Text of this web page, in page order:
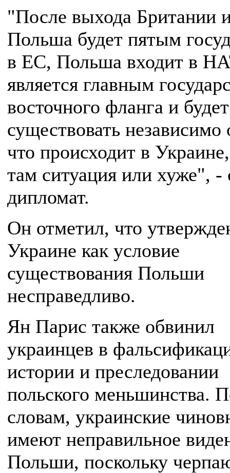
"После выхода Британии
Польша будет пятым
в ЕС, Польша входит в
является главным
восточного фланга и будет
существовать независимо
что происходит в
там ситуация или хуже", -
дипломат.
Он отметил, что
Украине как условие
существования Польши
несправедливо.
Ян Парис также обвинил
украинцев в
истории и преследовании
польского меньшинства.
словам, украинские
имеют неправильное
Польши, поскольку